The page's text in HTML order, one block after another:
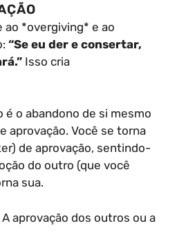
ao *overgiving* e ao
“Se eu der e consertar,
Isso cria
é o abandono de si mesmo
aprovação. Você se torna
de aprovação, sentindo-
do outro (que você
sua.
aprovação dos outros ou a